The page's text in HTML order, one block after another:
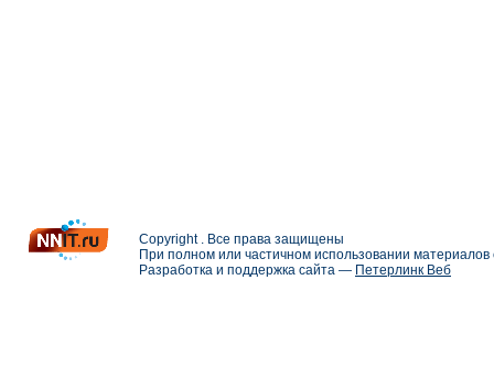
Copyright . Все права защищены
При полном или частичном использовании
Разработка и поддержка сайта — Петерлинк Веб